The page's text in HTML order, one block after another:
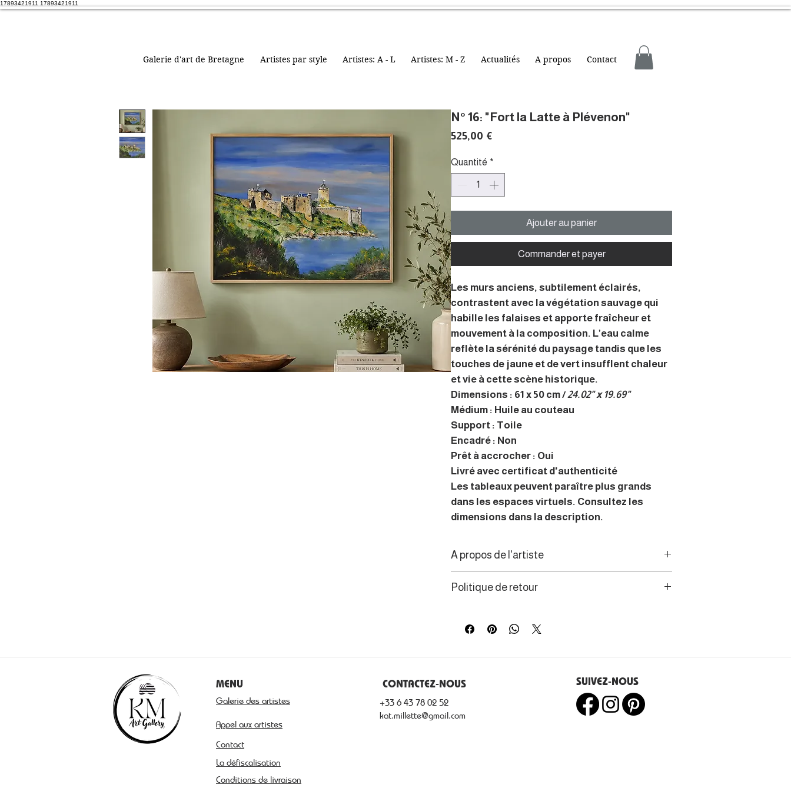
17893421911 17893421911
Galerie d'art de Bretagne Artistes par style Artistes: A - L Artistes: M - Z Actualités A propos Contact
N° 16: "Fort la Latte à Plévenon"
525,00 €
Quantité *
Ajouter au panier
Commander et payer
Les murs anciens, subtilement éclairés,
contrastent avec la végétation sauvage qui
habille les falaises et apporte fraîcheur et
mouvement à la composition. L’eau calme
reflète la sérénité du paysage tandis que les
touches de jaune et de vert insufflent chaleur
et vie à cette scène historique.
Dimensions : 61 x 50 cm /24.02" x 19.69"
Médium : Huile au couteau
Support : Toile
Encadré : Non
Prêt à accrocher : Oui
Livré avec certificat d'authenticité
Les tableaux peuvent paraître plus grands
dans les espaces virtuels. Consultez les
dimensions dans la description.
A propos de l'artiste
de s’évader le long de nos rivières
Politique de retour
de rétractation de 14 jours.
MENU
Galerie des artistes
Appel aux artistes
Contact
Conditions de livraison
La défiscalisation
CONTACTEZ-NOUS
+33 6 43 78 02 52
kat.millette@gmail.com
SUIVEZ-NOUS